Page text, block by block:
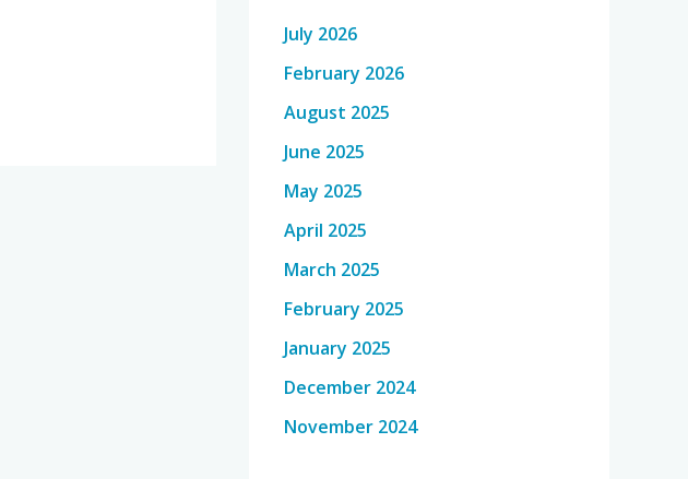
July 2026
February 2026
August 2025
June 2025
May 2025
April 2025
March 2025
February 2025
January 2025
December 2024
November 2024